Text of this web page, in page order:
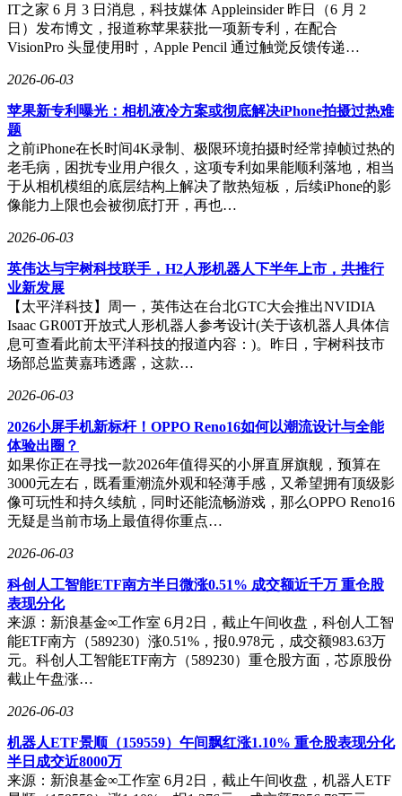
IT之家 6 月 3 日消息，科技媒体 Appleinsider 昨日（6 月 2
日）发布博文，报道称苹果获批一项新专利，在配合
VisionPro 头显使用时，Apple Pencil 通过触觉反馈传递…
2026-06-03
苹果新专利曝光：相机液冷方案或彻底解决iPhone拍摄过热难
题
之前iPhone在长时间4K录制、极限环境拍摄时经常掉帧过热的
老毛病，困扰专业用户很久，这项专利如果能顺利落地，相当
于从相机模组的底层结构上解决了散热短板，后续iPhone的影
像能力上限也会被彻底打开，再也…
2026-06-03
英伟达与宇树科技联手，H2人形机器人下半年上市，共推行
业新发展
【太平洋科技】周一，英伟达在台北GTC大会推出NVIDIA
Isaac GR00T开放式人形机器人参考设计(关于该机器人具体信
息可查看此前太平洋科技的报道内容：)。昨日，宇树科技市
场部总监黄嘉玮透露，这款…
2026-06-03
2026小屏手机新标杆！OPPO Reno16如何以潮流设计与全能
体验出圈？
如果你正在寻找一款2026年值得买的小屏直屏旗舰，预算在
3000元左右，既看重潮流外观和轻薄手感，又希望拥有顶级影
像可玩性和持久续航，同时还能流畅游戏，那么OPPO Reno16
无疑是当前市场上最值得你重点…
2026-06-03
科创人工智能ETF南方半日微涨0.51% 成交额近千万 重仓股
表现分化
来源：新浪基金∞工作室 6月2日，截止午间收盘，科创人工智
能ETF南方（589230）涨0.51%，报0.978元，成交额983.63万
元。科创人工智能ETF南方（589230）重仓股方面，芯原股份
截止午盘涨…
2026-06-03
机器人ETF景顺（159559）午间飘红涨1.10% 重仓股表现分化
半日成交近8000万
来源：新浪基金∞工作室 6月2日，截止午间收盘，机器人ETF